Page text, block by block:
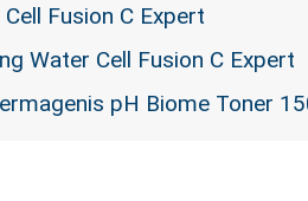
Fusion C Expert
Water Cell Fusion C Expert
pH Biome Toner